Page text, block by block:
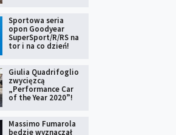
Sportowa seria
opon Goodyear
SuperSport/R/RS na
tor i na co dzień!
Giulia Quadrifoglio
zwycięzcą
„Performance Car
of the Year 2020”!
Massimo Fumarola
będzie wyznaczał